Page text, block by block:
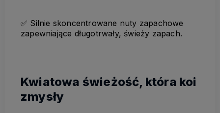
✅ Silnie skoncentrowane nuty zapachowe
zapewniające długotrwały, świeży zapach.
Kwiatowa świeżość, która koi
zmysły